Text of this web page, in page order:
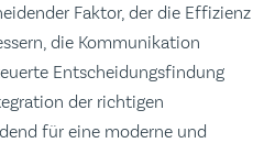
Faktor, der die Effizienz
die Kommunikation
Entscheidungsfindung
der richtigen
für eine moderne und